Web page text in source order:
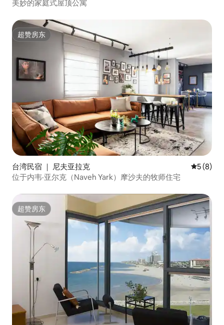
美妙的家庭式屋顶公寓
超赞房东
超赞房东
台湾民宿 ｜ 尼夫亚拉克 平均评分
5 (8)
位于内韦·亚尔克（Naveh Yark）摩沙夫的牧师住宅
超赞房东
超赞房东